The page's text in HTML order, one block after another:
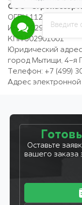
ООО
ОГРН
ИНН 5029167957
КПП 502901001
Юридический
город Мытищи, 4-я
Телефон: +7 (499)
Адрес электронной
Оставьте
вашего заказа
Введите